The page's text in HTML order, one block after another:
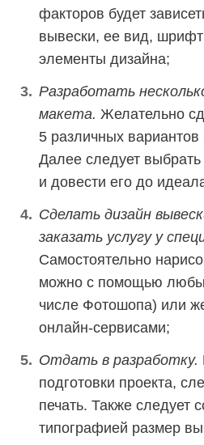
факторов будет
вывески, ее вид,
элементы дизайна;
Разработать
макета. Желательно
5 различных
Далее следует
и довести его до
Сделать дизайн
заказать услугу у
Самостоятельно
можно с помощью
числе Фотошопа) или
онлайн-сервисами;
Отдать в разработку.
подготовки проекта,
печать. Также следует
типографией размер